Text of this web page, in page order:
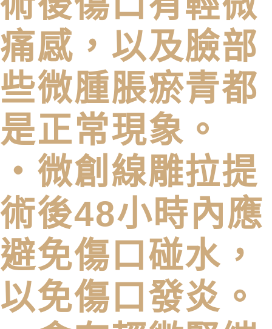
痛感，以及臉部
些微腫脹瘀青都
是正常現象。
・微創線雕拉提
術後48⼩時內應
避免傷⼝碰⽔，
以免傷⼝發炎。